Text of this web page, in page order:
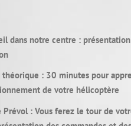
dans notre centre : présentation
théorique : 30 minutes pour
de votre hélicoptère
Prévol : Vous ferez le tour de